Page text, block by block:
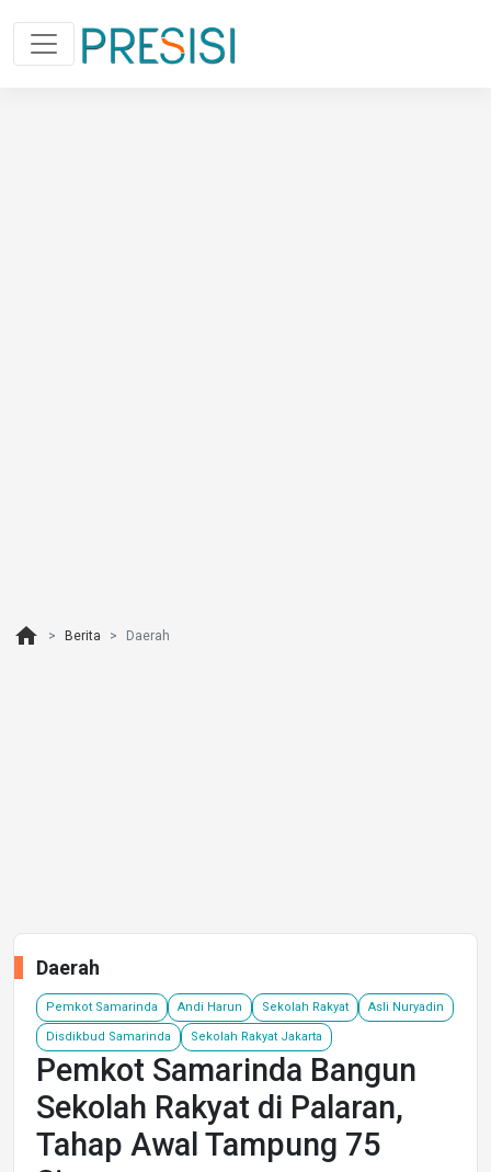
home Berita Daerah
Daerah
Pemkot Samarinda Andi Harun Sekolah Rakyat Asli Nuryadin
Disdikbud Samarinda Sekolah Rakyat Jakarta
Pemkot Samarinda Bangun
Sekolah Rakyat di Palaran,
Tahap Awal Tampung 75